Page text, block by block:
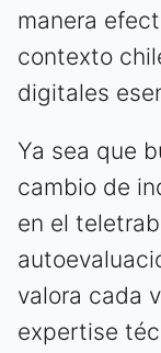
manera
contexto
digitales
Ya sea que
cambio de
en el
valora cada
expertise